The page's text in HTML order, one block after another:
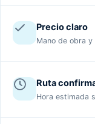
Precio claro
Mano de obra
Ruta
Hora estimada